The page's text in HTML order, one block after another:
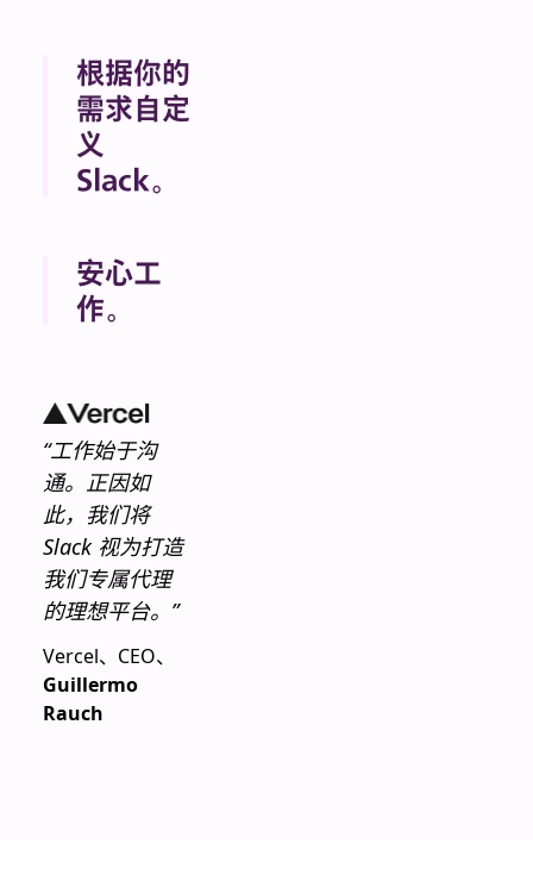
ChatGPT。
Vercel。
Box。
Asana。
能在 Slack 中
运行。
根据你的
需求自定
义
Slack。
以针对自己的
业务构建解决
安心工
作。
是安全的。我
们的安全方案
会在每一个层
面保护你的数
据。
“工作始于沟
通。正因如
此，我们将
Slack 视为打造
我们专属代理
的理想平台。”
Vercel、CEO、
Guillermo
Rauch